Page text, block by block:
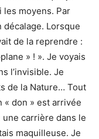
les moyens. Par
Lorsque
de la reprendre :
» ! ». Je voyais
l’invisible. Je
de la Nature… Tout
« don » est arrivée
une carrière dans le
maquilleuse. Je